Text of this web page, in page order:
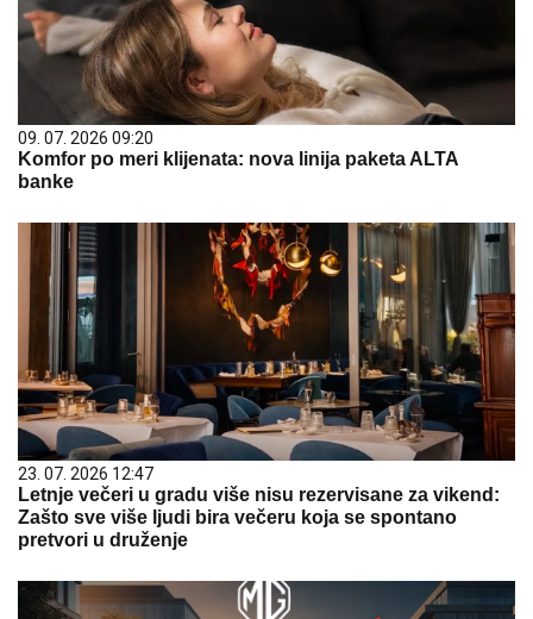
09. 07. 2026 09:20
Komfor po meri klijenata: nova linija paketa ALTA
banke
23. 07. 2026 12:47
Letnje večeri u gradu više nisu rezervisane za vikend:
Zašto sve više ljudi bira večeru koja se spontano
pretvori u druženje